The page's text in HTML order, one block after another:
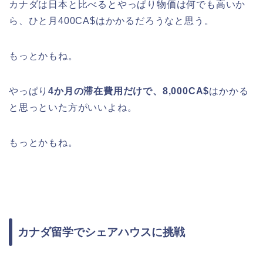
カナダは日本と比べるとやっぱり物価は何でも高いか
ら、ひと月400CA$はかかるだろうなと思う。
もっとかもね。
やっぱり4か月の滞在費用だけで、8,000CA$はかかる
と思っといた方がいいよね。
もっとかもね。
カナダ留学でシェアハウスに挑戦